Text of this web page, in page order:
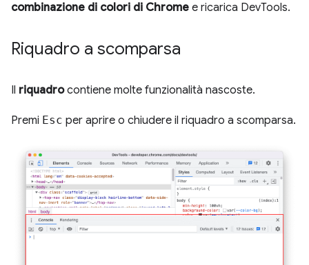
combinazione di colori di Chrome e ricarica DevTools.
Riquadro a scomparsa
Il riquadrocontiene molte funzionalità nascoste.
Premi Esc per aprire o chiudere il riquadro a scomparsa.